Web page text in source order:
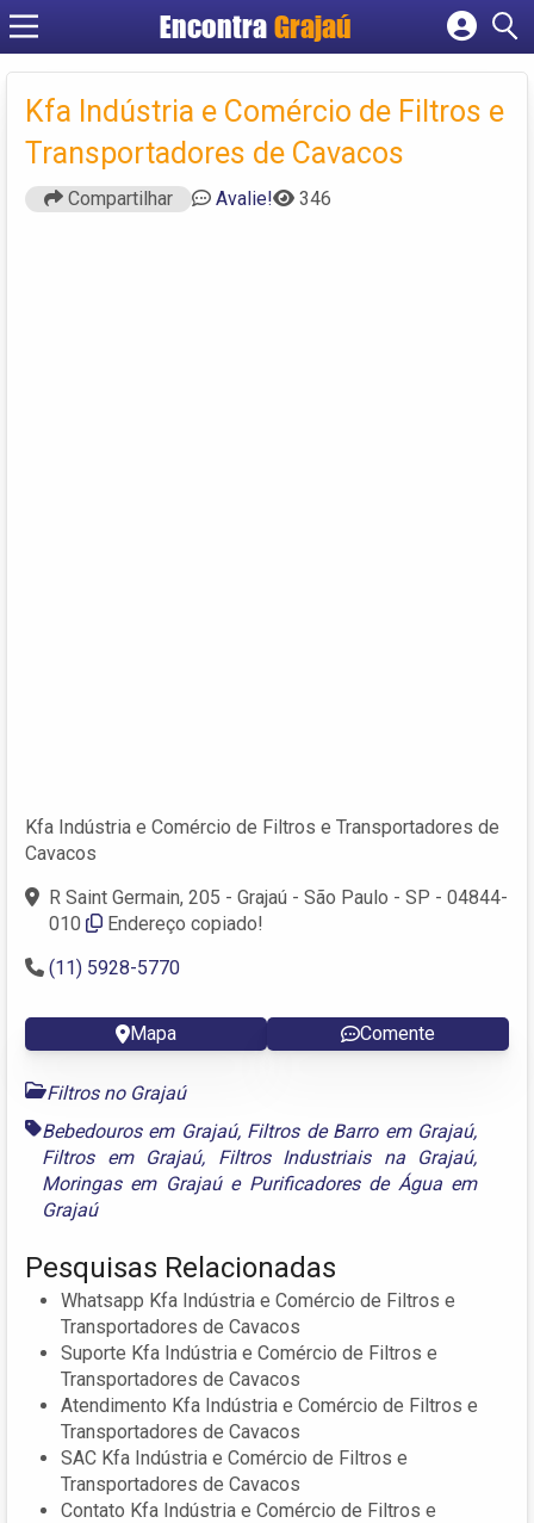
Encontra Grajaú
Cadastrar empresa
Criar conta
Kfa Indústria e Comércio de Filtros e
Transportadores de Cavacos
Compartilhar Avalie! 346
Kfa Indústria e Comércio de Filtros e Transportadores de
Cavacos
R Saint Germain, 205 - Grajaú - São Paulo - SP - 04844-
010
Endereço copiado!
(11) 5928-5770
Mapa Comente
Filtros no Grajaú
Bebedouros em Grajaú, Filtros de Barro em Grajaú,
Filtros em Grajaú, Filtros Industriais na Grajaú,
Moringas em Grajaúe Purificadores de Água em
Grajaú
Pesquisas Relacionadas
Whatsapp Kfa Indústria e Comércio de Filtros e
Transportadores de Cavacos
Suporte Kfa Indústria e Comércio de Filtros e
Transportadores de Cavacos
Atendimento Kfa Indústria e Comércio de Filtros e
Transportadores de Cavacos
SAC Kfa Indústria e Comércio de Filtros e
Transportadores de Cavacos
Contato Kfa Indústria e Comércio de Filtros e